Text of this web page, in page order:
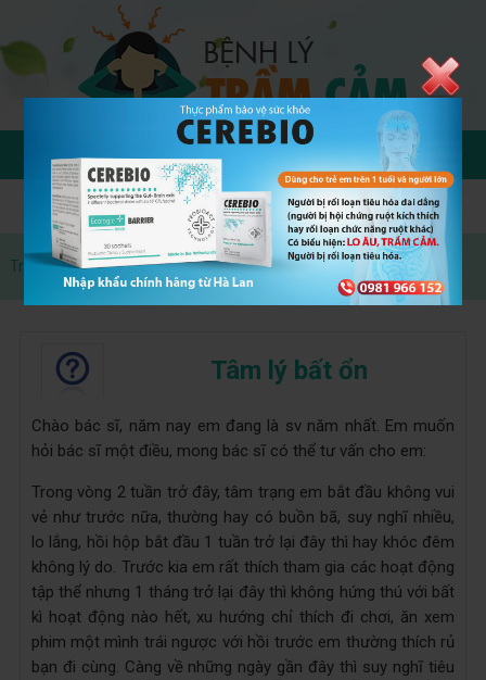
Trang chủ » Questions
Tâm lý bất ổn
Chào bác sĩ, năm nay em đang là sv năm nhất. Em muốn
hỏi bác sĩ một điều, mong bác sĩ có thể tư vấn cho em:
Trong vòng 2 tuần trở đây, tâm trạng em bắt đầu không vui
vẻ như trước nữa, thường hay có buồn bã, suy nghĩ nhiều,
lo lắng, hồi hộp bắt đầu 1 tuần trở lại đây thì hay khóc đêm
không lý do. Trước kia em rất thích tham gia các hoạt động
tập thể nhưng 1 tháng trở lại đây thì không hứng thú với bất
kì hoạt động nào hết, xu hướng chỉ thích đi chơi, ăn xem
phim một mình trái ngược với hồi trước em thường thích rủ
bạn đi cùng. Càng về những ngày gần đây thì suy nghĩ tiêu